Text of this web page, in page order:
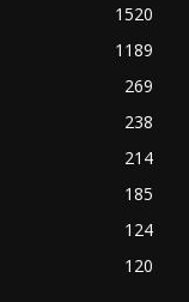
1520
1189
269
238
214
185
124
120